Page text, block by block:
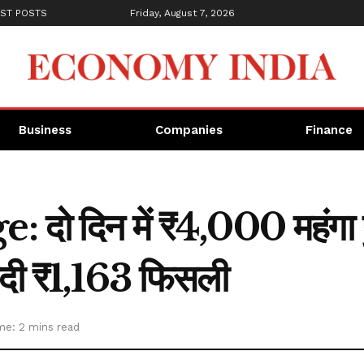
POSTS Friday, August 7, 2026
Business Companies Finance
दिन में ₹4,000 महंगा
₹1,163 फिसली
2 mins read